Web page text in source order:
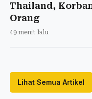
Thailand,
Orang
49 menit lalu
Lihat Semua Artikel